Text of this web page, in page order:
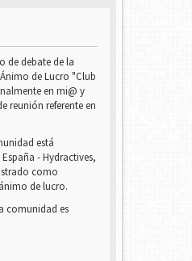
de debate de la
de Lucro "Club
en mi@ y
reunión referente en
está
- Hydractives,
como
de lucro.
comunidad es